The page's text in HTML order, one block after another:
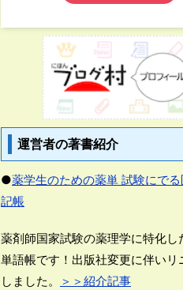
運営者の著書紹介
●薬学生のための薬単 試験にで
記帳
薬剤師国家試験の薬理学に特化し
単語帳です！出版社変更に伴いリ
しました。
＞＞紹介記事